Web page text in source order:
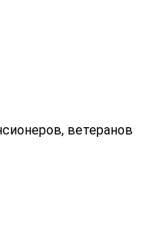
ветеранов